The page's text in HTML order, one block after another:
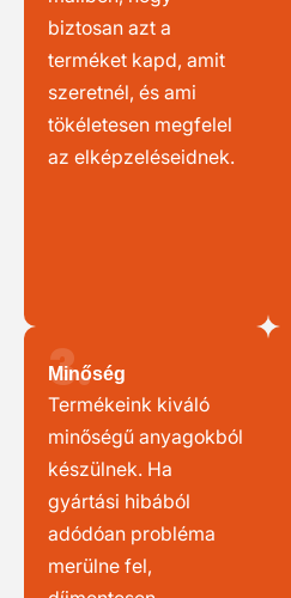
biztosan azt a
terméket kapd, amit
szeretnél, és ami
tökéletesen megfelel
az elképzeléseidnek.
3.
Minőség
Termékeink kiváló
minőségű anyagokból
készülnek. Ha
gyártási hibából
adódóan probléma
merülne fel,